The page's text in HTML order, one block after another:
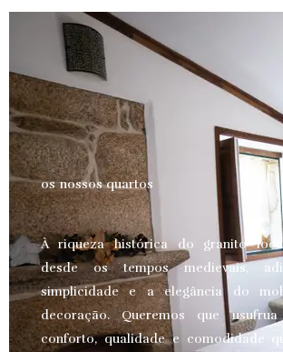
os nossos quartos
À riqueza histórica do granito
desde os tempos medievais,
simplicidade e a elegância do
decoração. Queremos que
conforto, qualidade e comodidade